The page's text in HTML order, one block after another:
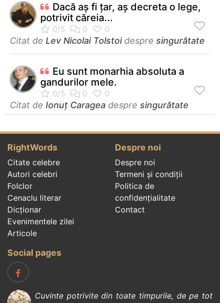
Dacă aş fi ţar, aş decreta o lege,
potrivit căreia...
Citat de Lev Nicolai Tolstoidespre singurătate
Eu sunt monarhia absoluta a
gandurilor mele.
Citat de Ionuț Caragea despre singurătate
RightWords
Citate celebre
Autori celebri
Folclor
Cenaclu literar
Dicționar
Evenimentele zilei
Articole
Despre noi
Despre noi
Termeni și condiții
Politica de
confidenţialitate
Contact
Social pages
Cuvinte potrivite din toate timpurile, de pe tot